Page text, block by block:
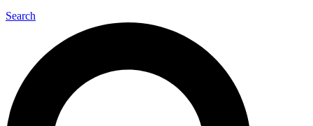
Search